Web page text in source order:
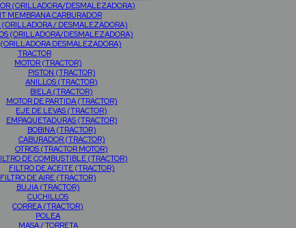
(ORILLADORA/DESMALEZADORA)
MEMBRANA CARBURADOR
(ORILLADORA / DESMALEZADORA)
(ORILLADORA/DESMALEZADORA)
(ORILLADORA DESMALEZADORA)
TRACTOR
MOTOR (TRACTOR)
PISTON (TRACTOR)
ANILLOS (TRACTOR)
BIELA (TRACTOR)
MOTOR DE PARTIDA (TRACTOR)
EJE DE LEVAS (TRACTOR)
EMPAQUETADURAS (TRACTOR)
BOBINA (TRACTOR)
CABURADOR (TRACTOR)
OTROS (TRACTOR MOTOR)
DE COMBUSTIBLE (TRACTOR)
FILTRO DE ACEITE (TRACTOR)
FILTRO DE AIRE (TRACTOR)
BUJIA (TRACTOR)
CUCHILLOS
CORREA (TRACTOR)
POLEA
MASA / TORRETA